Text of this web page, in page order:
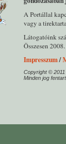
A Portállal
vagy a
Látogatóink
Összesen
Impresszum/
Copyright ©
Minden jog